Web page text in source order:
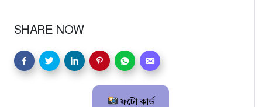
SHARE NOW
ফটো কার্ড